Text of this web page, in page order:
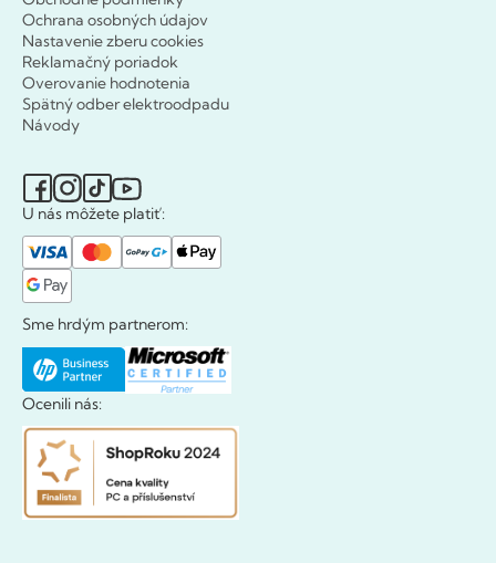
Ochrana osobných údajov
Nastavenie zberu cookies
Reklamačný poriadok
Overovanie hodnotenia
Spätný odber elektroodpadu
Návody
U nás môžete platiť:
Sme hrdým partnerom:
Ocenili nás: